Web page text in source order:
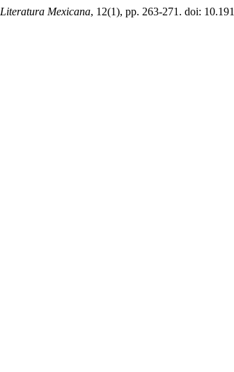
Literatura Mexicana, 12(1), pp. 263-271. doi: